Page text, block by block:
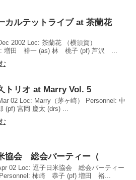
カルテットライブ at 茶蘭花
2002 Loc: 茶蘭花 （横須賀）
増田 裕一 (as) 林 桃子 (pf) 芦沢 ...
トリオ at Marry Vol. 5
02 Loc: Marry（茅ヶ崎） Personnel: 中
(pf) 宮岡 慶太 (drs) ...
協会 総会パーティー（
02 Loc: 逗子日米協会 総会パーティー
Personnel: 柿崎 恭子 (pf) 増田 裕...